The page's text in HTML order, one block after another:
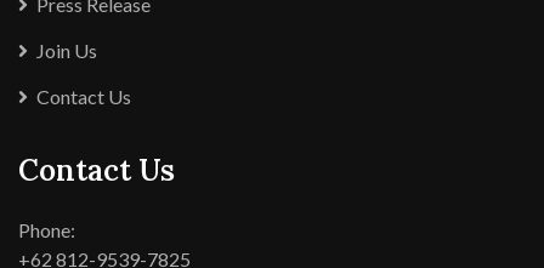
Join Us
Contact Us
Contact Us
Phone:
+62 812-9539-7825